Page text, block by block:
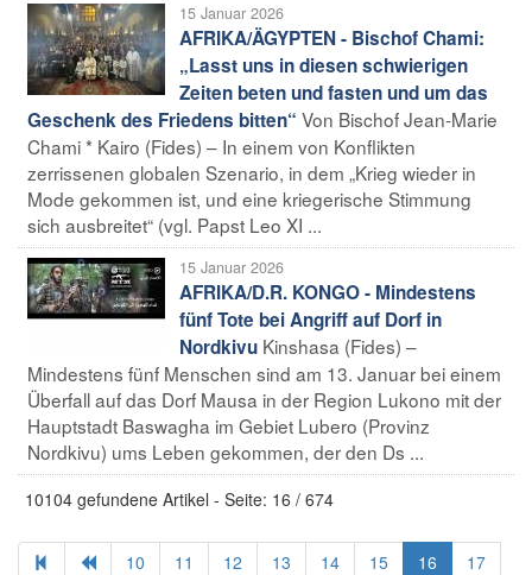
15 Januar 2026
AFRIKA/ÄGYPTEN - Bischof Chami:
„Lasst uns in diesen schwierigen
Zeiten beten und fasten und um das
Geschenk des Friedens bitten“ Von Bischof Jean-Marie
Chami * Kairo (Fides) – In einem von Konflikten
zerrissenen globalen Szenario, in dem „Krieg wieder in
Mode gekommen ist, und eine kriegerische Stimmung
sich ausbreitet“ (vgl. Papst Leo XI ...
15 Januar 2026
AFRIKA/D.R. KONGO - Mindestens
fünf Tote bei Angriff auf Dorf in
Nordkivu Kinshasa (Fides) –
Mindestens fünf Menschen sind am 13. Januar bei einem
Überfall auf das Dorf Mausa in der Region Lukono mit der
Hauptstadt Baswagha im Gebiet Lubero (Provinz
Nordkivu) ums Leben gekommen, der den Ds ...
10104 gefundene Artikel - Seite: 16 / 674
10 11 12 13 14 15 16
17